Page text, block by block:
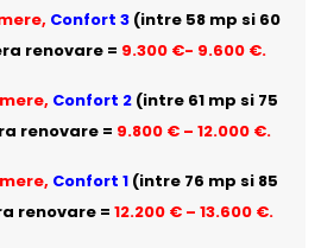
Confort 3 (intre 58 mp si 60
renovare = 9.300 €- 9.600 €.
Confort 2 (intre 61 mp si 75
renovare = 9.800 € – 12.000 €.
Confort 1 (intre 76 mp si 85
renovare = 12.200 € – 13.600 €.